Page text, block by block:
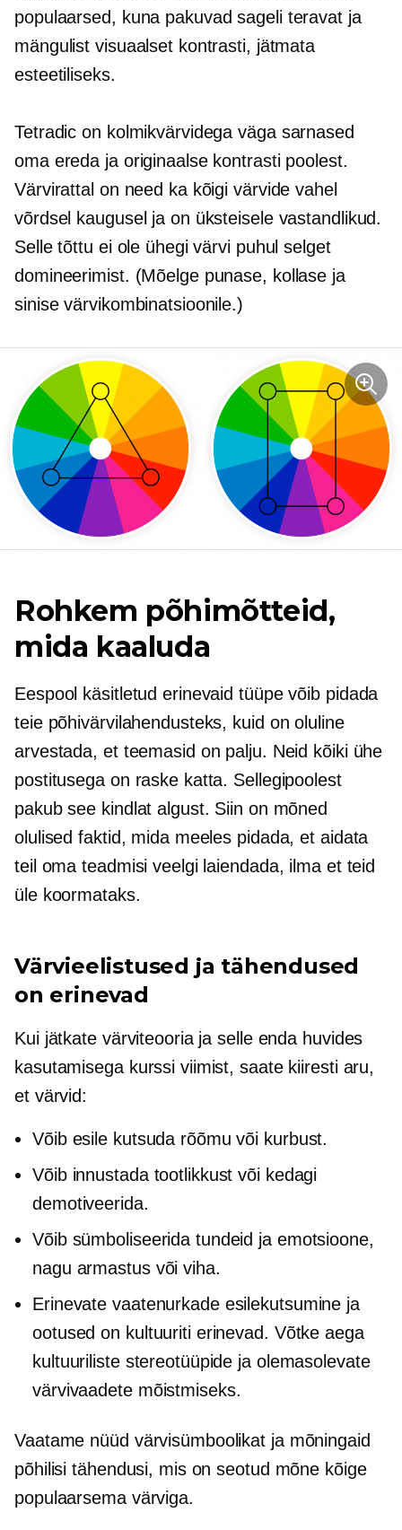
populaarsed, kuna pakuvad sageli teravat ja
mängulist visuaalset kontrasti, jätmata
esteetiliseks.
Tetradic on kolmikvärvidega väga sarnased
oma ereda ja originaalse kontrasti poolest.
Värvirattal on need ka kõigi värvide vahel
võrdsel kaugusel ja on üksteisele vastandlikud.
Selle tõttu ei ole ühegi värvi puhul selget
domineerimist. (Mõelge punase, kollase ja
sinise värvikombinatsioonile.)
Rohkem põhimõtteid,
mida kaaluda
Eespool käsitletud erinevaid tüüpe võib pidada
teie põhivärvilahendusteks, kuid on oluline
arvestada, et teemasid on palju. Neid kõiki ühe
postitusega on raske katta. Sellegipoolest
pakub see kindlat algust. Siin on mõned
olulised faktid, mida meeles pidada, et aidata
teil oma teadmisi veelgi laiendada, ilma et teid
üle koormataks.
Värvieelistused ja tähendused
on erinevad
Kui jätkate värviteooria ja selle enda huvides
kasutamisega kurssi viimist, saate kiiresti aru,
et värvid:
Võib esile kutsuda rõõmu või kurbust.
Võib innustada tootlikkust või kedagi
demotiveerida.
Võib sümboliseerida tundeid ja emotsioone,
nagu armastus või viha.
Erinevate vaatenurkade esilekutsumine ja
ootused on kultuuriti erinevad. Võtke aega
kultuuriliste stereotüüpide ja olemasolevate
värvivaadete mõistmiseks.
Vaatame nüüd värvisümboolikat ja mõningaid
põhilisi tähendusi, mis on seotud mõne kõige
populaarsema värviga.